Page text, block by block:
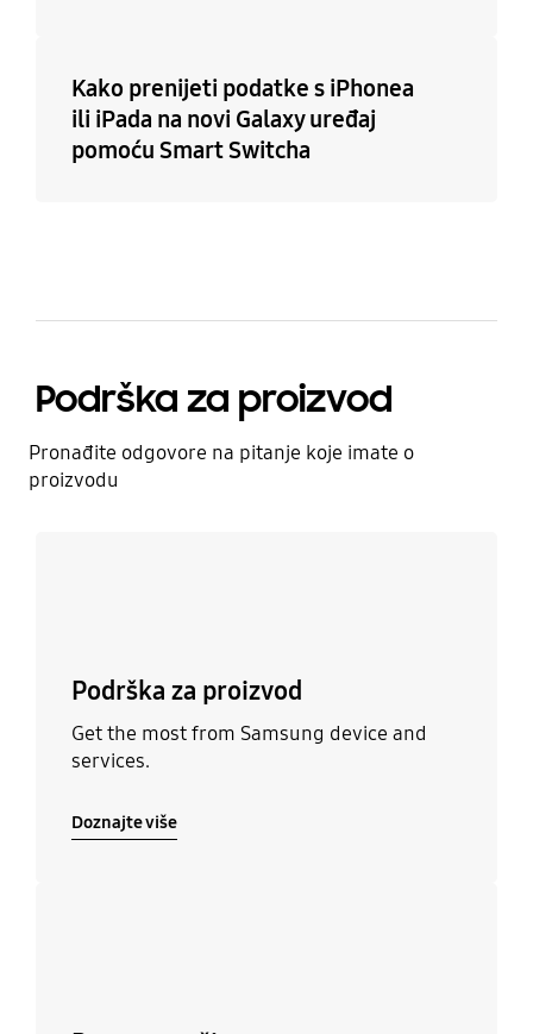
Kako prenijeti podatke s iPhonea
ili iPada na novi Galaxy uređaj
pomoću Smart Switcha
Podrška za proizvod
Pronađite odgovore na pitanje koje imate o
proizvodu
Podrška za proizvod
Get the most from Samsung device and
services.
Doznajte više